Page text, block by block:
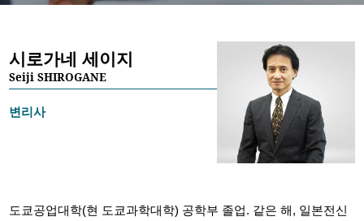
시로가네 세이지
Seiji SHIROGANE
변리사
도쿄공업대학(현 도쿄과학대학) 공학부 졸업. 같은 해, 일본전신